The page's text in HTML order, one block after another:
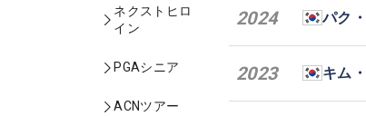
ネクストヒロ
イン
PGAシニア
ACNツアー
2024 パク
2023 キム